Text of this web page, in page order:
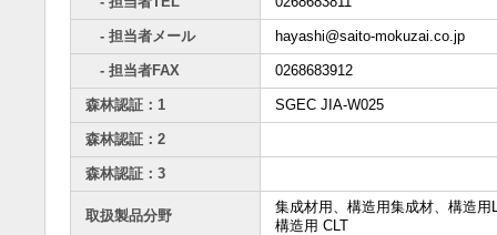
- 担当者メール hayashi@saito-mokuzai.co.jp
- 担当者FAX 0268683912
森林認証：1 SGEC JIA-W025
森林認証：2
森林認証：3
取扱製品分野
集成材用、構造用集成材、構造用
構造用 CLT